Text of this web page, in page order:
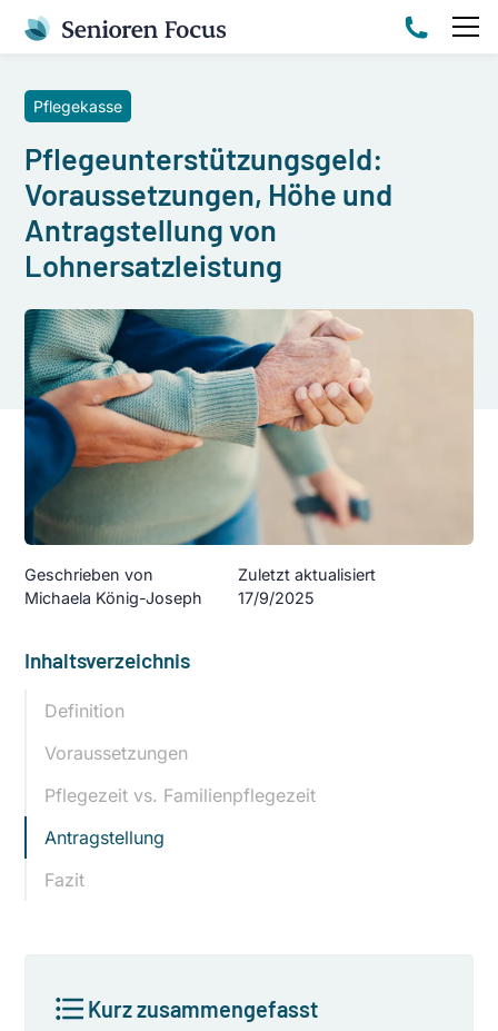
Pflegekasse
Pflegeunterstützungsgeld:
Voraussetzungen, Höhe und
Antragstellung von
Lohnersatzleistung
Geschrieben von
Michaela König-Joseph
Zuletzt aktualisiert
17/9/2025
Inhaltsverzeichnis
Definition
Voraussetzungen
Pflegezeit vs. Familienpflegezeit
Antragstellung
Fazit
Kurz zusammengefasst